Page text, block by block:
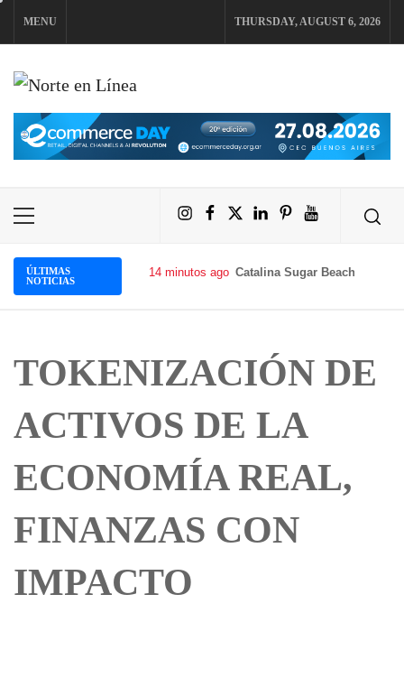
Skip
to
content
MENU THURSDAY, AUGUST 6, 2026
NORTE EN LÍNEA
Primary
InstagramFacebook
X LinkedInPinterestYouTube
ÚLTIMAS
NOTICIAS
14 minutos ago Catalina Sugar Beach se
TOKENIZACIÓN DE
ACTIVOS DE LA
ECONOMÍA REAL,
FINANZAS CON
IMPACTO